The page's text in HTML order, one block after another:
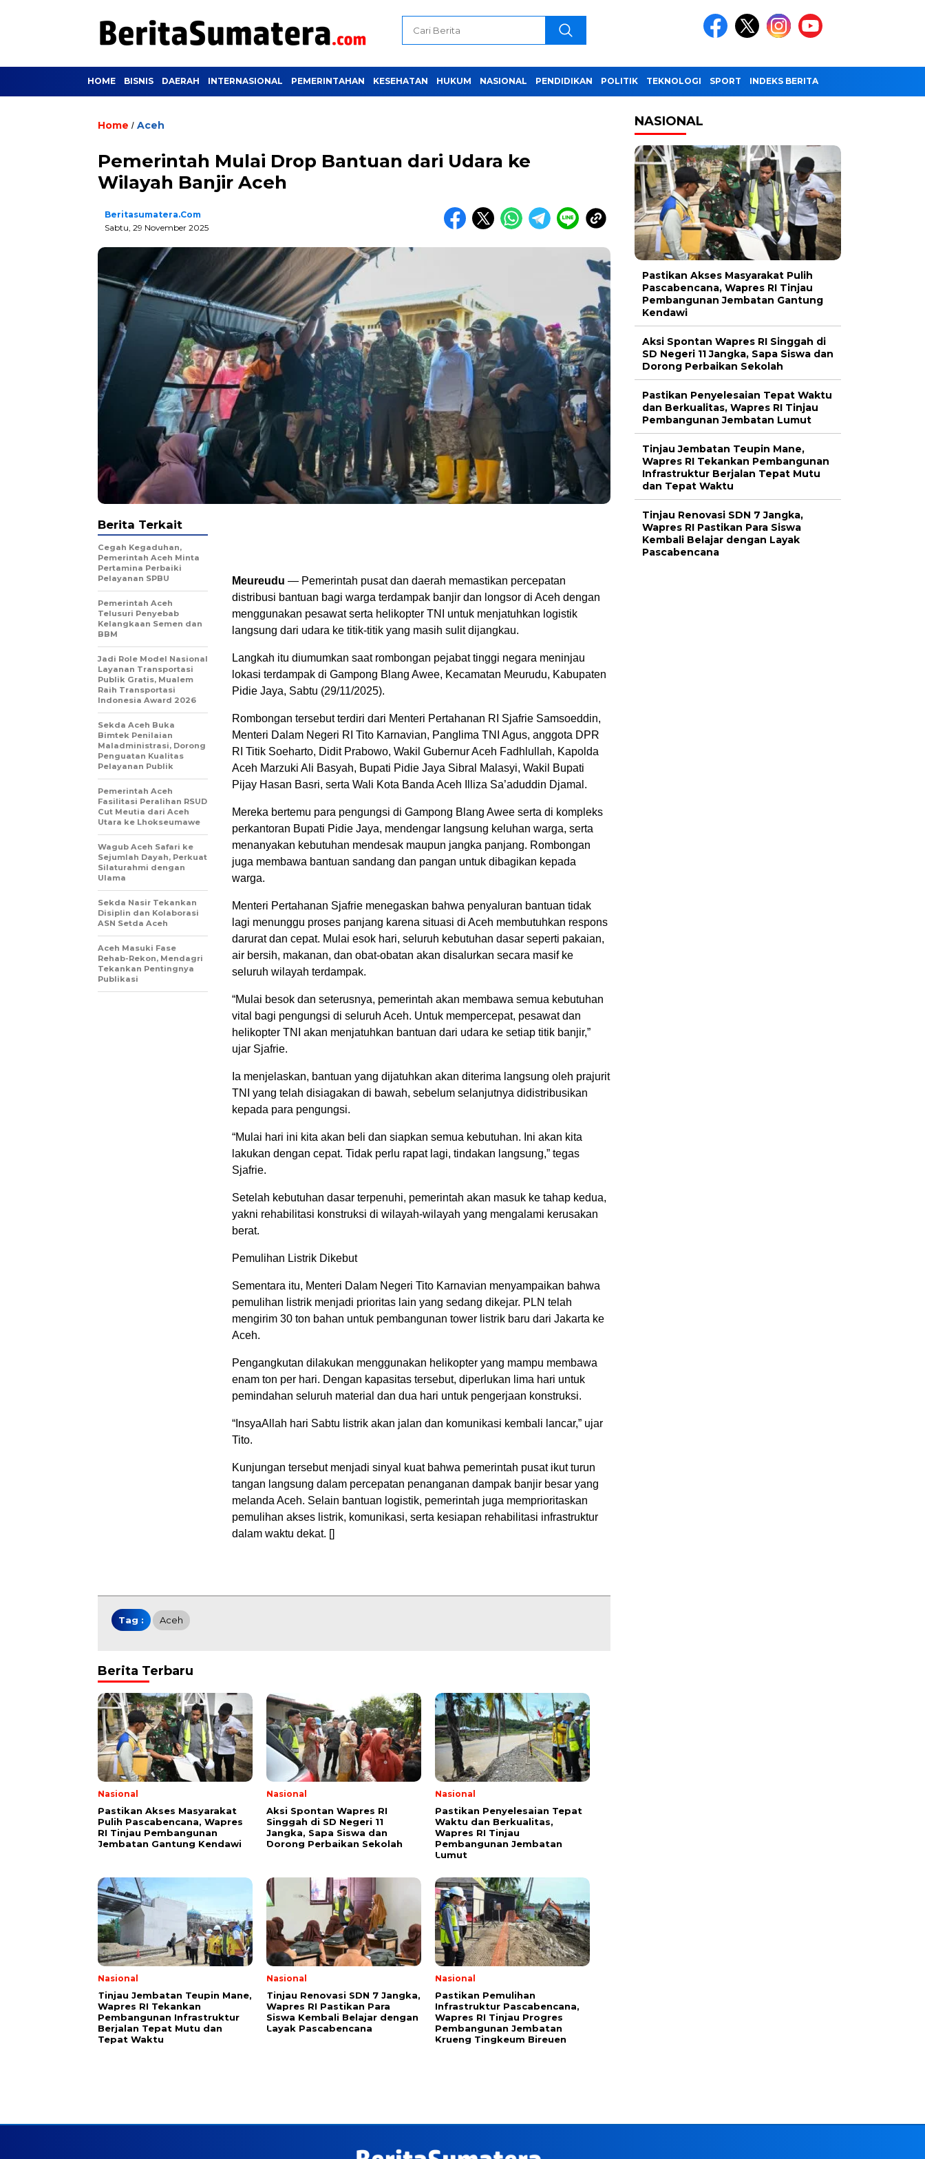
HOME BISNIS DAERAH INTERNASIONAL PEMERINTAHAN KESEHATAN HUKUM NASIONAL PENDIDIKAN POLITIK TEKNOLOGI SPORT INDEKS BERITA
Home / Aceh
Pemerintah Mulai Drop Bantuan dari Udara ke
Wilayah Banjir Aceh
Beritasumatera.com
Sabtu, 29 November 2025
Meureudu — Pemerintah pusat dan daerah memastikan percepatan
distribusi bantuan bagi warga terdampak banjir dan longsor di Aceh dengan
menggunakan pesawat serta helikopter TNI untuk menjatuhkan logistik
langsung dari udara ke titik-titik yang masih sulit dijangkau.
Langkah itu diumumkan saat rombongan pejabat tinggi negara meninjau
lokasi terdampak di Gampong Blang Awee, Kecamatan Meurudu, Kabupaten
Pidie Jaya, Sabtu (29/11/2025).
Rombongan tersebut terdiri dari Menteri Pertahanan RI Sjafrie Samsoeddin,
Menteri Dalam Negeri RI Tito Karnavian, Panglima TNI Agus, anggota DPR
RI Titik Soeharto, Didit Prabowo, Wakil Gubernur Aceh Fadhlullah, Kapolda
Aceh Marzuki Ali Basyah, Bupati Pidie Jaya Sibral Malasyi, Wakil Bupati
Pijay Hasan Basri, serta Wali Kota Banda Aceh Illiza Sa’aduddin Djamal.
Mereka bertemu para pengungsi di Gampong Blang Awee serta di kompleks
perkantoran Bupati Pidie Jaya, mendengar langsung keluhan warga, serta
menanyakan kebutuhan mendesak maupun jangka panjang. Rombongan
juga membawa bantuan sandang dan pangan untuk dibagikan kepada
warga.
Menteri Pertahanan Sjafrie menegaskan bahwa penyaluran bantuan tidak
lagi menunggu proses panjang karena situasi di Aceh membutuhkan respons
darurat dan cepat. Mulai esok hari, seluruh kebutuhan dasar seperti pakaian,
air bersih, makanan, dan obat-obatan akan disalurkan secara masif ke
seluruh wilayah terdampak.
“Mulai besok dan seterusnya, pemerintah akan membawa semua kebutuhan
vital bagi pengungsi di seluruh Aceh. Untuk mempercepat, pesawat dan
helikopter TNI akan menjatuhkan bantuan dari udara ke setiap titik banjir,”
ujar Sjafrie.
Ia menjelaskan, bantuan yang dijatuhkan akan diterima langsung oleh prajurit
TNI yang telah disiagakan di bawah, sebelum selanjutnya didistribusikan
kepada para pengungsi.
“Mulai hari ini kita akan beli dan siapkan semua kebutuhan. Ini akan kita
lakukan dengan cepat. Tidak perlu rapat lagi, tindakan langsung,” tegas
Sjafrie.
Setelah kebutuhan dasar terpenuhi, pemerintah akan masuk ke tahap kedua,
yakni rehabilitasi konstruksi di wilayah-wilayah yang mengalami kerusakan
berat.
Pemulihan Listrik Dikebut
Sementara itu, Menteri Dalam Negeri Tito Karnavian menyampaikan bahwa
pemulihan listrik menjadi prioritas lain yang sedang dikejar. PLN telah
mengirim 30 ton bahan untuk pembangunan tower listrik baru dari Jakarta ke
Aceh.
Pengangkutan dilakukan menggunakan helikopter yang mampu membawa
enam ton per hari. Dengan kapasitas tersebut, diperlukan lima hari untuk
pemindahan seluruh material dan dua hari untuk pengerjaan konstruksi.
“InsyaAllah hari Sabtu listrik akan jalan dan komunikasi kembali lancar,” ujar
Tito.
Kunjungan tersebut menjadi sinyal kuat bahwa pemerintah pusat ikut turun
tangan langsung dalam percepatan penanganan dampak banjir besar yang
melanda Aceh. Selain bantuan logistik, pemerintah juga memprioritaskan
pemulihan akses listrik, komunikasi, serta kesiapan rehabilitasi infrastruktur
dalam waktu dekat. []
Berita Terkait
Cegah Kegaduhan,
Pemerintah Aceh Minta
Pertamina Perbaiki
Pelayanan SPBU
Pemerintah Aceh
Telusuri Penyebab
Kelangkaan Semen dan
BBM
Jadi Role Model Nasional
Layanan Transportasi
Publik Gratis, Mualem
Raih Transportasi
Indonesia Award 2026
Sekda Aceh Buka
Bimtek Penilaian
Maladministrasi, Dorong
Penguatan Kualitas
Pelayanan Publik
Pemerintah Aceh
Fasilitasi Peralihan RSUD
Cut Meutia dari Aceh
Utara ke Lhokseumawe
Wagub Aceh Safari ke
Sejumlah Dayah, Perkuat
Silaturahmi dengan
Ulama
Sekda Nasir Tekankan
Disiplin dan Kolaborasi
ASN Setda Aceh
Aceh Masuki Fase
Rehab-Rekon, Mendagri
Tekankan Pentingnya
Publikasi
Tag : Aceh
Berita Terbaru
Nasional
Pastikan Akses Masyarakat
Pulih Pascabencana, Wapres
RI Tinjau Pembangunan
Jembatan Gantung Kendawi
Nasional
Aksi Spontan Wapres RI
Singgah di SD Negeri 11
Jangka, Sapa Siswa dan
Dorong Perbaikan Sekolah
Nasional
Pastikan Penyelesaian Tepat
Waktu dan Berkualitas,
Wapres RI Tinjau
Pembangunan Jembatan
Lumut
Nasional
Tinjau Jembatan Teupin Mane,
Wapres RI Tekankan
Pembangunan Infrastruktur
Berjalan Tepat Mutu dan
Tepat Waktu
Nasional
Tinjau Renovasi SDN 7 Jangka,
Wapres RI Pastikan Para
Siswa Kembali Belajar dengan
Layak Pascabencana
Nasional
Pastikan Pemulihan
Infrastruktur Pascabencana,
Wapres RI Tinjau Progres
Pembangunan Jembatan
Krueng Tingkeum Bireuen
NASIONAL
Pastikan Akses Masyarakat Pulih
Pascabencana, Wapres RI Tinjau
Pembangunan Jembatan Gantung
Kendawi
Aksi Spontan Wapres RI Singgah di
SD Negeri 11 Jangka, Sapa Siswa dan
Dorong Perbaikan Sekolah
Pastikan Penyelesaian Tepat Waktu
dan Berkualitas, Wapres RI Tinjau
Pembangunan Jembatan Lumut
Tinjau Jembatan Teupin Mane,
Wapres RI Tekankan Pembangunan
Infrastruktur Berjalan Tepat Mutu
dan Tepat Waktu
Tinjau Renovasi SDN 7 Jangka,
Wapres RI Pastikan Para Siswa
Kembali Belajar dengan Layak
Pascabencana